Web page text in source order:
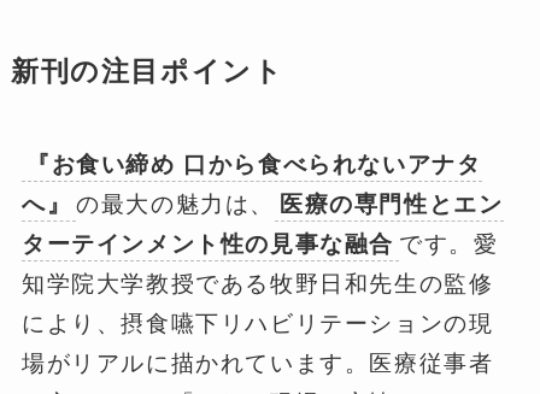
新刊の注目ポイント
『お食い締め 口から食べられないアナタ
へ』
の最大の魅力は、
医療の専門性とエン
ターテインメント性の見事な融合 です。愛
知学院大学教授である牧野日和先生の監修
により、摂食嚥下リハビリテーションの現
場がリアルに描かれています。医療従事者